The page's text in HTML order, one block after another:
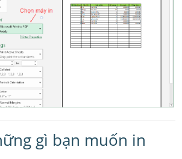
gì bạn muốn in